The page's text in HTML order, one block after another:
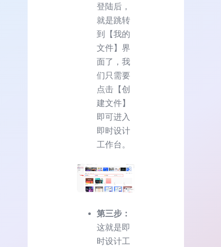
登陆后，
就是跳转
到【我的
文件】界
面了，我
们只需要
点击【创
建文件】
即可进入
即时设计
工作台。
第三步：
这就是即
时设计工